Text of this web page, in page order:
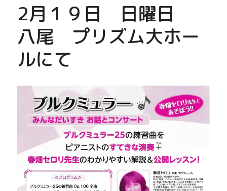
2月１９日　日曜日
八尾　プリズム大ホー
ルにて